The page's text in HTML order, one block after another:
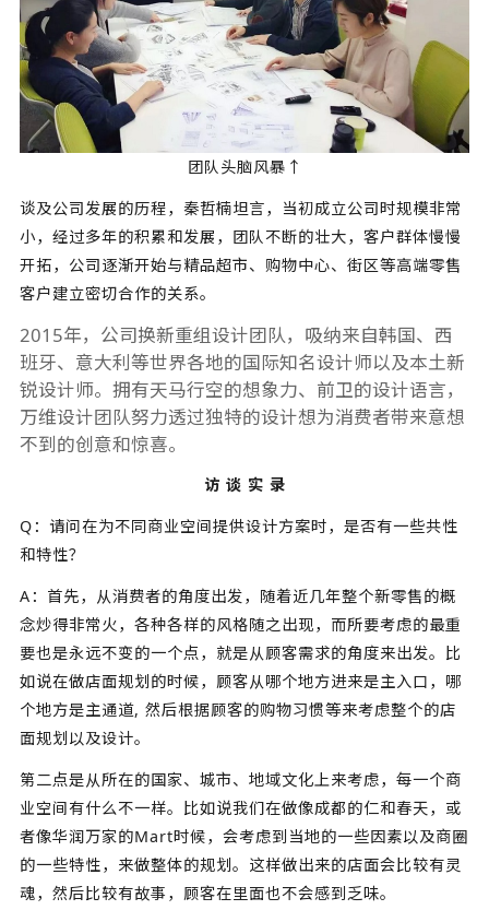
团队头脑风暴↑
谈及公司发展的历程，秦哲楠坦言，当初成立公司时规模非常
小，经过多年的积累和发展，团队不断的壮大，客户群体慢慢
开拓，公司逐渐开始与精品超市、购物中心、街区等高端零售
客户建立密切合作的关系。
2015年，公司换新重组设计团队，吸纳来自韩国、西
班牙、意大利等世界各地的国际知名设计师以及本土新
锐设计师。拥有天马行空的想象力、前卫的设计语言，
万维设计团队努力透过独特的设计想为消费者带来意想
不到的创意和惊喜。
访 谈 实 录
Q：请问在为不同商业空间提供设计方案时，是否有一些共性
和特性？
A：首先，从消费者的角度出发，随着近几年整个新零售的概
念炒得非常火，各种各样的风格随之出现，而所要考虑的最重
要也是永远不变的一个点，就是从顾客需求的角度来出发。比
如说在做店面规划的时候，顾客从哪个地方进来是主入口，哪
个地方是主通道, 然后根据顾客的购物习惯等来考虑整个的店
面规划以及设计。
第二点是从所在的国家、城市、地域文化上来考虑，每一个商
业空间有什么不一样。比如说我们在做像成都的仁和春天，或
者像华润万家的Mart时候，会考虑到当地的一些因素以及商圈
的一些特性，来做整体的规划。这样做出来的店面会比较有灵
魂，然后比较有故事，顾客在里面也不会感到乏味。